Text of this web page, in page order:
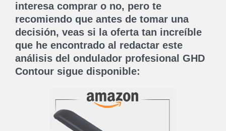
interesa comprar o no, pero te
recomiendo que antes de tomar una
decisión, veas si la oferta tan increíble
que he encontrado al redactar este
análisis del ondulador profesional GHD
Contour sigue disponible: